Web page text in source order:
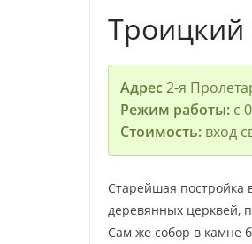
Троицкий
Адрес2-я
Режим работы: с
Стоимость: вход
Старейшая постройка
деревянных церквей,
Сам же собор в камне